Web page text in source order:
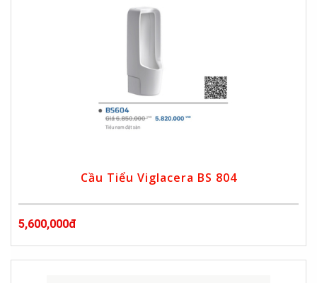
Cầu Tiểu Viglacera BS 804
5,600,000đ